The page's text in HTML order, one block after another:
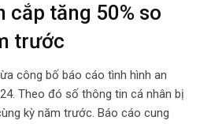
cắp tăng 50% so
trước
công bố báo cáo tình hình an
Theo đó số thông tin cá nhân bị
kỳ năm trước. Báo cáo cung